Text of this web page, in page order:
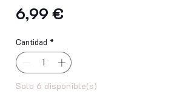
6,99 €
Cantidad *
Solo 6 disponible(s)